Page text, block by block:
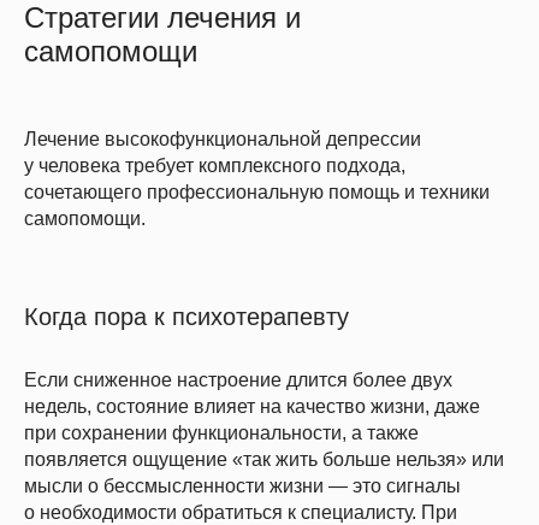
Стратегии лечения и
самопомощи
Лечение высокофункциональной депрессии
у человека требует комплексного подхода,
сочетающего профессиональную помощь и техники
самопомощи.
Когда пора к психотерапевту
Если сниженное настроение длится более двух
недель, состояние влияет на качество жизни, даже
при сохранении функциональности, а также
появляется ощущение «так жить больше нельзя» или
мысли о бессмысленности жизни — это сигналы
о необходимости обратиться к специалисту. При